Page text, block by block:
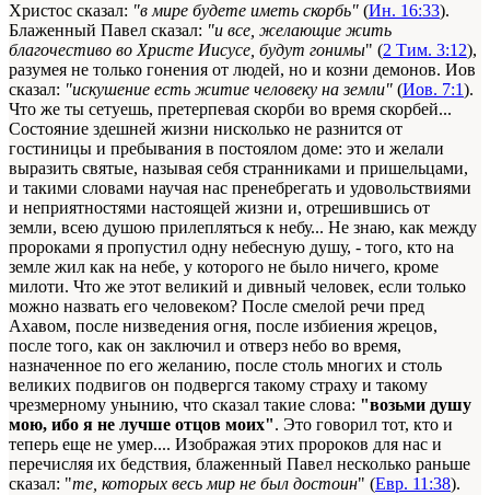
Христос сказал: "в мире будете иметь скорбь" (Ин. 16:33).
Блаженный Павел сказал: "и все, желающие жить
благочестиво во Христе Иисусе, будут гонимы" (2 Тим. 3:12),
разумея не только гонения от людей, но и козни демонов. Иов
сказал: "искушение есть житие человеку на земли" (Иов. 7:1).
Что же ты сетуешь, претерпевая скорби во время скорбей...
Состояние здешней жизни нисколько не разнится от
гостиницы и пребывания в постоялом доме: это и желали
выразить святые, называя себя странниками и пришельцами,
и такими словами научая нас пренебрегать и удовольствиями
и неприятностями настоящей жизни и, отрешившись от
земли, всею душою прилепляться к небу... Не знаю, как между
пророками я пропустил одну небесную душу, - того, кто на
земле жил как на небе, у которого не было ничего, кроме
милоти. Что же этот великий и дивный человек, если только
можно назвать его человеком? После смелой речи пред
Ахавом, после низведения огня, после избиения жрецов,
после того, как он заключил и отверз небо во время,
назначенное по его желанию, после столь многих и столь
великих подвигов он подвергся такому страху и такому
чрезмерному унынию, что сказал такие слова: "возьми душу
мою, ибо я не лучше отцов моих". Это говорил тот, кто и
теперь еще не умер.... Изображая этих пророков для нас и
перечисляя их бедствия, блаженный Павел несколько раньше
сказал: "те, которых весь мир не был достоин" (Евр. 11:38).